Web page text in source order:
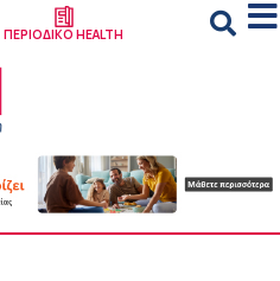
ΠΕΡΙΟΔΙΚΟ HEALTH